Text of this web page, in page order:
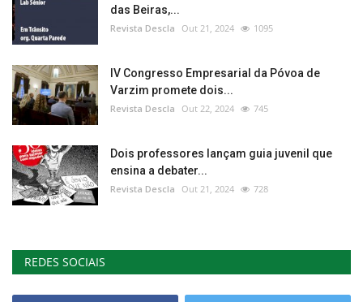
das Beiras,...
Revista Descla Out 21, 2024 1095
IV Congresso Empresarial da Póvoa de
Varzim promete dois...
Revista Descla Out 22, 2024 745
Dois professores lançam guia juvenil que
ensina a debater...
Revista Descla Out 21, 2024 728
REDES SOCIAIS